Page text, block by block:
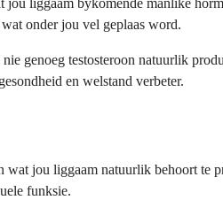
jou liggaam bykomende manlike
onder jou vel geplaas word.
genoeg testosteroon natuurlik
en welstand verbeter.
jou liggaam natuurlik behoort
funksie.